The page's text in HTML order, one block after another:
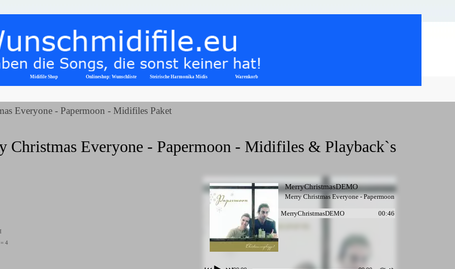
Menü überspringen
Midifile Shop ▼
Onlineshop: Wunschliste Steirische Harmonika Midis ▼
Warenkorb
Everyone - Papermoon - Midifiles Paket
Christmas Everyone - Papermoon - Midifiles & Playback`s
MerryChristmasDEMO
Merry Christmas Everyone - Papermoon
MerryChristmasDEMO 00:46
4